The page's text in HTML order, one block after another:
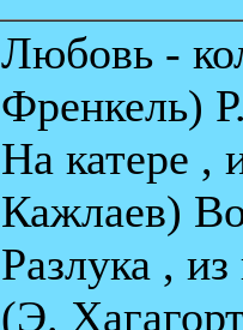
Любовь -
Френкель)
На катере
Кажлаев)
Разлука ,
(Э.